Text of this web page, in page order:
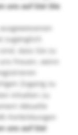
uns auf Sie! Die
dass Sie zu
freuen, wenn
Zugang zu
Inhalten zu
Aktuelle
Fortbildungen
uns auf Sie!